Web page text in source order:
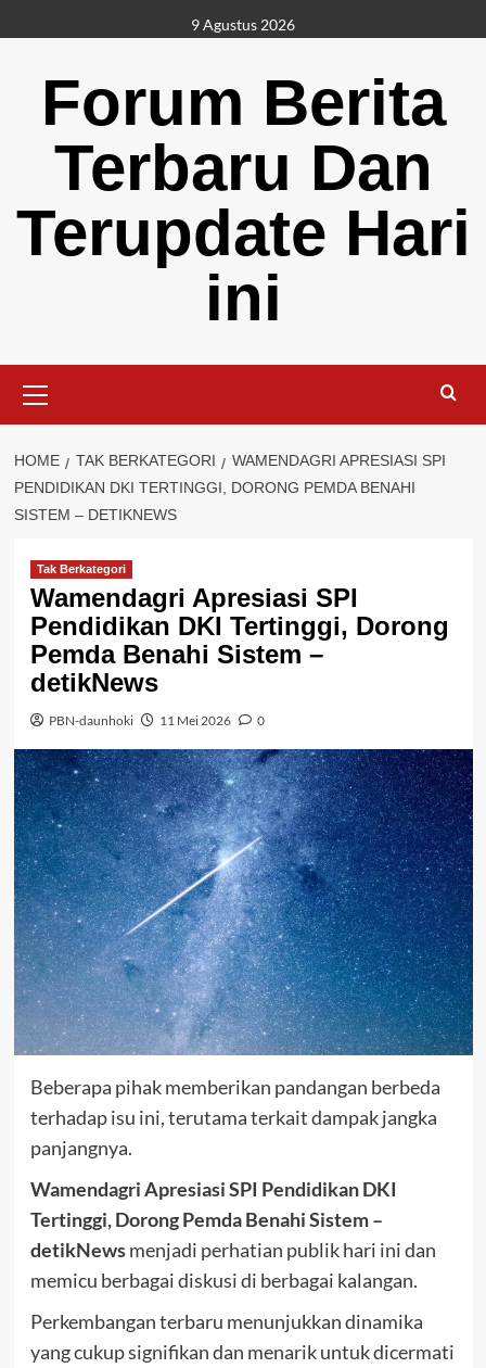
to
9 Agustus 2026
Forum Berita
Terbaru Dan
Terupdate Hari
ini
Menu
HOME TAK BERKATEGORI
WAMENDAGRI APRESIASI SPI
PENDIDIKAN DKI TERTINGGI, DORONG PEMDA BENAHI
SISTEM – DETIKNEWS
Tak Berkategori
Wamendagri Apresiasi SPI
Pendidikan DKI Tertinggi, Dorong
Pemda Benahi Sistem –
detikNews
PBN-daunhoki 11 Mei 2026 0
Beberapa pihak memberikan pandangan berbeda
terhadap isu ini, terutama terkait dampak jangka
panjangnya.
Wamendagri Apresiasi SPI Pendidikan DKI
Tertinggi, Dorong Pemda Benahi Sistem –
detikNewsmenjadi perhatian publik hari ini dan
memicu berbagai diskusi di berbagai kalangan.
Perkembangan terbaru menunjukkan dinamika
yang cukup signifikan dan menarik untuk dicermati